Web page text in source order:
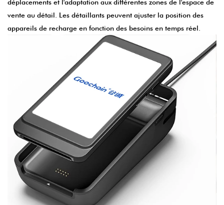
déplacements et l'adaptation aux différentes zones de l'espace de
vente au détail. Les détaillants peuvent ajuster la position des
appareils de recharge en fonction des besoins en temps réel.